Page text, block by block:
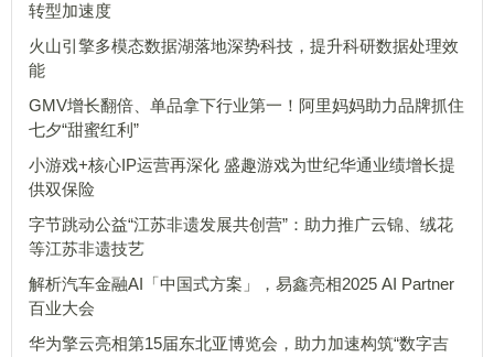
转型加速度
火山引擎多模态数据湖落地深势科技，提升科研数据处理效
能
GMV增长翻倍、单品拿下行业第一！阿里妈妈助力品牌抓住
七夕“甜蜜红利”
小游戏+核心IP运营再深化 盛趣游戏为世纪华通业绩增长提
供双保险
字节跳动公益“江苏非遗发展共创营”：助力推广云锦、绒花
等江苏非遗技艺
解析汽车金融AI「中国式方案」，易鑫亮相2025 AI Partner
百业大会
华为擎云亮相第15届东北亚博览会，助力加速构筑“数字吉